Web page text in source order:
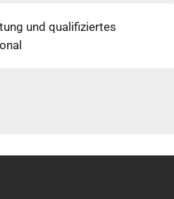
und qualifiziertes